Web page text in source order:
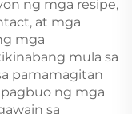
ng mga resipe,
at mga
mga
mula sa
pamamagitan
ng mga
sa